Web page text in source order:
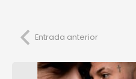
Entrada anterior